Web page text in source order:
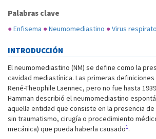
Palabras clave
●Enfisema ●Neumomediastino ●Virus
INTRODUCCIÓN
El neumomediastino (NM) se define como la
cavidad mediastínica. Las primeras
René-Theophile Laennec, pero no fue hasta
Hamman describió el neumomediastino
aquella entidad que consiste en la presencia
sin traumatismo, cirugía o procedimiento
mecánica) que pueda haberla causado1.